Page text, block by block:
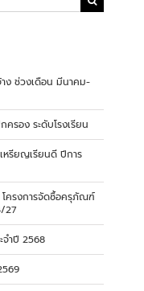
าง ช่วงเดือน มีนาคม-
รอง ระดับโรงเรียน
หรียญเรียนดี ปีการ
โครงการจัดซื้อครุภัณฑ์
27
จำปี 2568